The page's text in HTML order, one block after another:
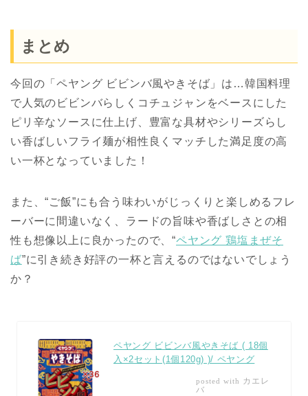
まとめ
今回の「ペヤング ビビンバ風やきそば」は…韓国料理
で人気のビビンバらしくコチュジャンをベースにした
ピリ辛なソースに仕上げ、豊富な具材やシリーズらし
い香ばしいフライ麺が相性良くマッチした満足度の高
い一杯となっていました！
また、“ご飯”にも合う味わいがじっくりと楽しめるフレ
ーバーに間違いなく、ラードの旨味や香ばしさとの相
性も想像以上に良かったので、“ペヤング 鶏塩まぜそ
ば”に引き続き好評の一杯と言えるのではないでしょう
か？
ペヤング ビビンバ風やきそば ( 18個
入×2セット(1個120g) )/ ペヤング
posted with カエレ
バ